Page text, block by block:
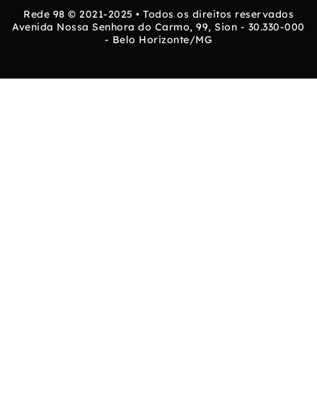
Rede 98 © 2021-2025 • Todos os direitos reservados
Avenida Nossa Senhora do Carmo, 99, Sion - 30.330-000
- Belo Horizonte/MG